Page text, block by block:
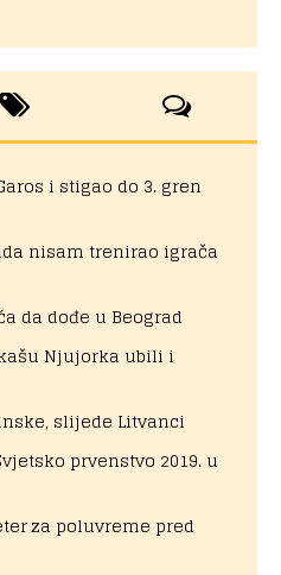
i stigao do 3. gren
nisam trenirao igrača
da dođe u Beograd
Njujorka ubili i
slijede Litvanci
prvenstvo 2019. u
za poluvreme pred